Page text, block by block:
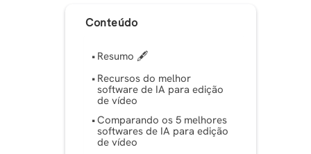
Conteúdo
Resumo 🖋
Recursos do melhor
software de IA para edição
de vídeo
Comparando os 5 melhores
softwares de IA para edição
de vídeo